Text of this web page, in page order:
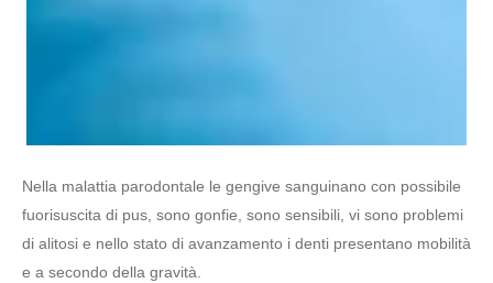
Nella malattia parodontale le gengive sanguinano con possibile
fuorisuscita di pus, sono gonfie, sono sensibili, vi sono problemi
di alitosi e nello stato di avanzamento i denti presentano mobilità
e a secondo della gravità.